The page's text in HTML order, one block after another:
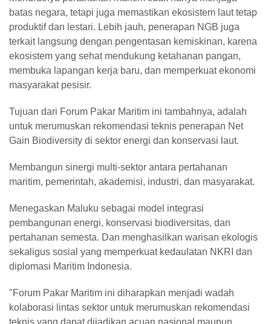
batas negara, tetapi juga memastikan ekosistem laut tetap
produktif dan lestari. Lebih jauh, penerapan NGB juga
terkait langsung dengan pengentasan kemiskinan, karena
ekosistem yang sehat mendukung ketahanan pangan,
membuka lapangan kerja baru, dan memperkuat ekonomi
masyarakat pesisir.
Tujuan dari Forum Pakar Maritim ini tambahnya, adalah
untuk merumuskan rekomendasi teknis penerapan Net
Gain Biodiversity di sektor energi dan konservasi laut.
Membangun sinergi multi-sektor antara pertahanan
maritim, pemerintah, akademisi, industri, dan masyarakat.
Menegaskan Maluku sebagai model integrasi
pembangunan energi, konservasi biodiversitas, dan
pertahanan semesta. Dan menghasilkan warisan ekologis
sekaligus sosial yang memperkuat kedaulatan NKRI dan
diplomasi Maritim Indonesia.
"Forum Pakar Maritim ini diharapkan menjadi wadah
kolaborasi lintas sektor untuk merumuskan rekomendasi
teknis yang dapat dijadikan acuan nasional maupun